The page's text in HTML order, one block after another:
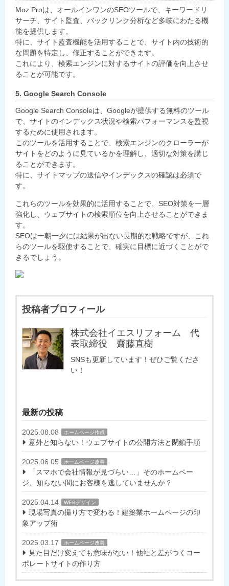
Moz Proは、オールインワンのSEOツールで、キーワードリ
サーチ、サイト監査、バックリンク分析など多岐にわたる機
能を提供します。
特に、サイト監査機能を活用することで、サイト内の技術的
な問題を特定し、修正することができます。
これにより、検索エンジンに対するサイトの評価を向上させ
ることが可能です。
5. Google Search Console
Google Search Consoleは、Googleが提供する無料のツール
で、サイトのインデックス状況や検索パフォーマンスを監視
するために使用されます。
このツールを活用することで、検索エンジンのクローラーが
サイトをどのように見ているかを理解し、適切な対策を講じ
ることができます。
特に、サイトマップの送信やインデックスの確認は必須で
す。
これらのツールを効果的に活用することで、SEO対策を一層
強化し、ウェブサイトの検索順位を向上させることができま
す。
SEOは一朝一夕には結果が出ない長期的な戦略ですが、これ
らのツールを駆使することで、確実に目標に近づくことがで
きるでしょう。
投稿者プロフィール
株式会社イエスリフォーム 代
表取締役 齋藤直樹
SNSも更新しています！ぜひご覧くださ
い！
最新の投稿
2025.08.08 ホームページ作成
意外と知らない！ウェブサイトの公開方法と閉鎖手順
2025.06.05 ホームページ改善
「スマホで会社情報が見づらい…」そのホームペー
ジ、知らない間にお客様を逃していませんか？
2025.04.14 WEBデザイン
現場写真の撮り方で変わる！建築業ホームページの印
象アップ術
2025.03.17 ホームページ改善
見た目だけ変えても意味がない！他社と差がつくコー
ポレートサイトの作り方